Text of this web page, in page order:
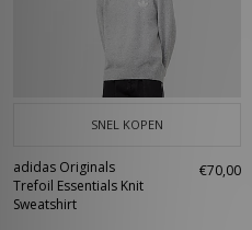
SNEL KOPEN
adidas Originals
Trefoil Essentials Knit
Sweatshirt
€70,00